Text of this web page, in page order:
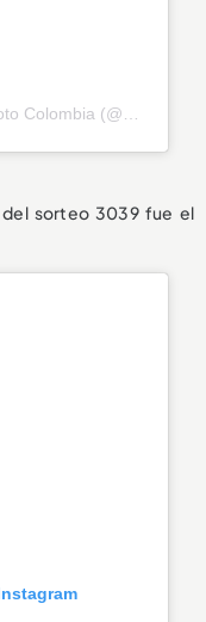
del sorteo 3039 fue el